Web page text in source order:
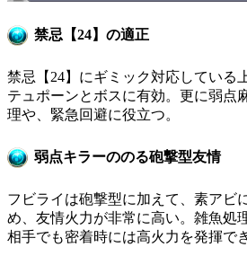
禁忌【24】の適正
禁忌【24】にギミック対応している
テュポーンとボスに有効。更に弱点
理や、緊急回避に役立つ。
弱点キラーののる砲撃型友情
フビライは砲撃型に加えて、素アビ
め、友情火力が非常に高い。雑魚処
相手でも密着時には高火力を発揮で